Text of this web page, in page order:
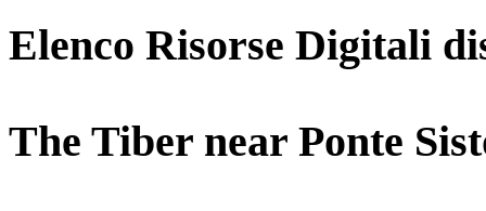
Elenco Risorse Digitali
The Tiber near Ponte